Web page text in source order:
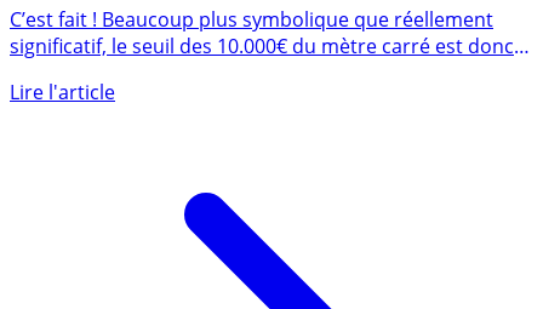
seuil symbolique des 10.000€ (+248% en 19 ans)
C’est fait ! Beaucoup plus symbolique que réellement
significatif, le seuil des 10.000€ du mètre carré est donc